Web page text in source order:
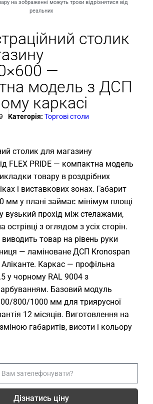
на зображенні можуть трохи відрізнятися від
реальних
столик
—
модель з ДСП
каркасі
Категорія: Торгові столи
столик для магазину
FLEX PRIDE — компактна модель
товару в роздрібних
і виставкових зонах. Габарит
мм у плані займає мінімум площі
вузький прохід між стелажами,
острівці з оглядом з усіх сторін.
товар на рівень руки
— ламіноване ДСП Kronospan
Каркас — профільна
у чорному RAL 9004 з
Базовий модуль
800/1000 мм для триярусної
12 місяців. Виготовлення на
габаритів, висоти і кольору
Дізнатись ціну